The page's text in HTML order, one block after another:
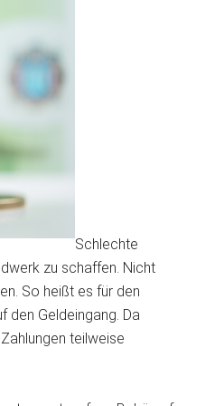
Schlechte
zu schaffen. Nicht
So heißt es für den
den Geldeingang. Da
teilweise